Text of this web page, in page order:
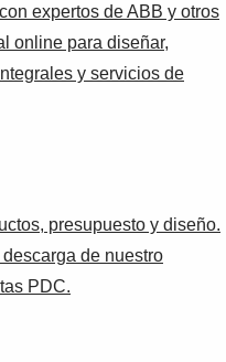
expertos de ABB y otros
online para diseñar,
y servicios de
presupuesto y diseño.
de nuestro
PDC.